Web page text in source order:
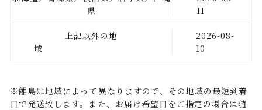
県
11
上記以外の地
域
2026-08-
10
※離島は地域によって異なりますので、その地域の最短到着
日で発送致します。また、お届け希望日をご指定の場合は随